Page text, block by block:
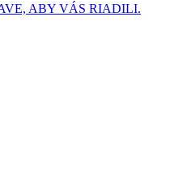
ABY VÁS RIADILI.